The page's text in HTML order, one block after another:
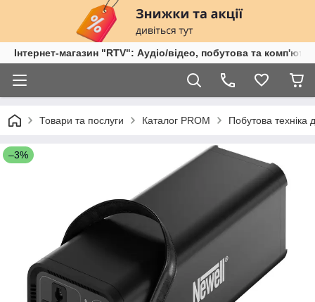
Інтернет-магазин "RTV": Аудіо/відео, побутова та
Товари та послуги Каталог PROM Побутова техніка
–3%